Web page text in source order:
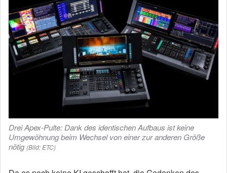
Drei Apex-Pulte: Dank des identischen Aufbaus ist keine
Umgewöhnung beim Wechsel von einer zur anderen Größe
nötig (Bild: ETC)